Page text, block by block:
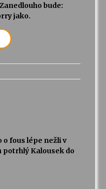
bude:
jako.
fous lépe nežli v
potrhlý Kalousek do